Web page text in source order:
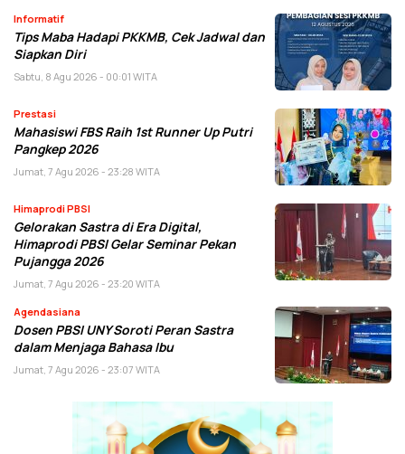
Informatif
Tips Maba Hadapi PKKMB, Cek Jadwal dan
Siapkan Diri
Sabtu, 8 Agu 2026 - 00:01 WITA
Prestasi
Mahasiswi FBS Raih 1st Runner Up Putri
Pangkep 2026
Jumat, 7 Agu 2026 - 23:28 WITA
Himaprodi PBSI
Gelorakan Sastra di Era Digital,
Himaprodi PBSI Gelar Seminar Pekan
Pujangga 2026
Jumat, 7 Agu 2026 - 23:20 WITA
Agendasiana
Dosen PBSI UNY Soroti Peran Sastra
dalam Menjaga Bahasa Ibu
Jumat, 7 Agu 2026 - 23:07 WITA